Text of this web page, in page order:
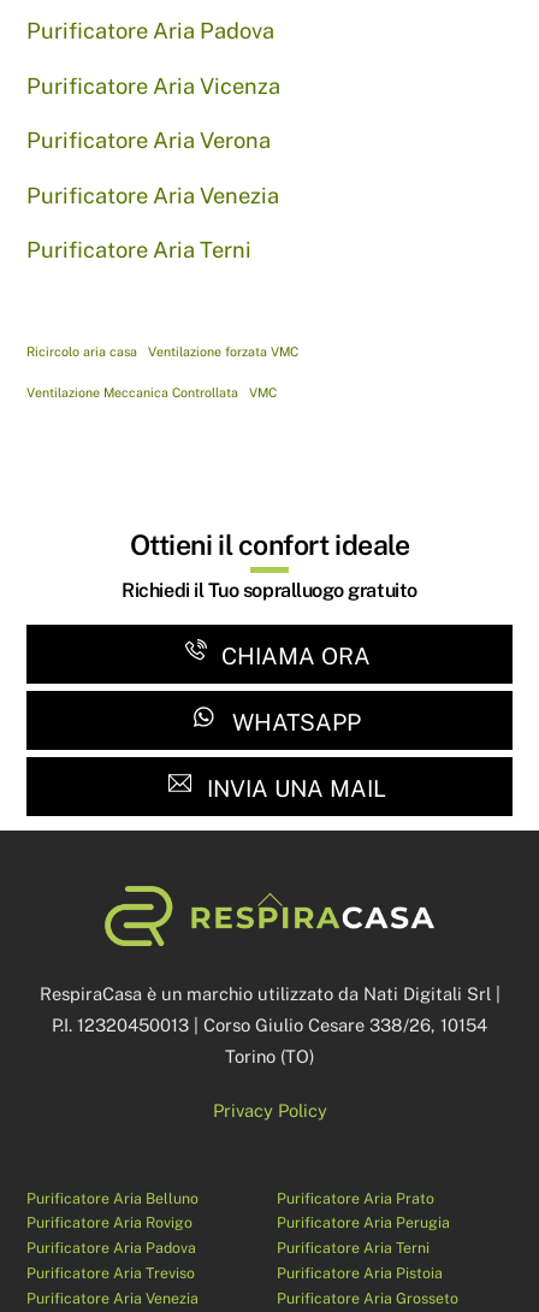
Purificatore Aria Padova
Purificatore Aria Vicenza
Purificatore Aria Verona
Purificatore Aria Venezia
Purificatore Aria Terni
Ricircolo aria casa Ventilazione forzata VMC
Ventilazione Meccanica Controllata VMC
Ottieni il confort ideale
Richiedi il Tuo sopralluogo gratuito
CHIAMA ORA
WHATSAPP
INVIA UNA MAIL
Back
To
RespiraCasa è un marchio utilizzato da Nati Digitali Srl |
P.I. 12320450013 | Corso Giulio Cesare 338/26, 10154
Torino (TO)
Privacy Policy
Purificatore Aria Belluno
Purificatore Aria Rovigo
Purificatore Aria Padova
Purificatore Aria Treviso
Purificatore Aria Venezia
Purificatore Aria Prato
Purificatore Aria Perugia
Purificatore Aria Terni
Purificatore Aria Pistoia
Purificatore Aria Grosseto